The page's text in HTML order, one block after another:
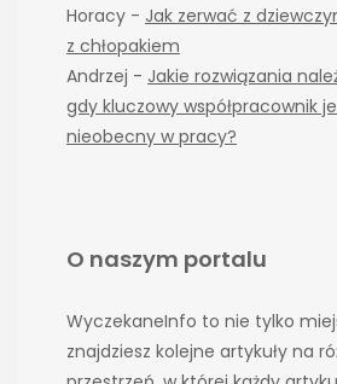
Horacy - Jak zerwać z
z chłopakiem
Andrzej - Jakie rozwiązania
gdy kluczowy współpracownik
nieobecny w pracy?
O naszym portalu
WyczekaneInfo to nie tylko
znajdziesz kolejne artykuły na